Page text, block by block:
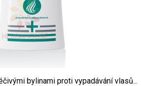
bylinami proti vypadávání vlasů...